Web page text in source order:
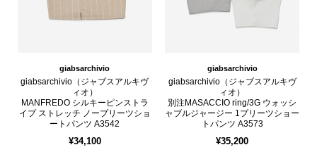
giabsarchivio
giabsarchivio（ジャブスアルキヴ
ィオ）
MANFREDO シルキーピンストラ
イプ ストレッチ ノープリーツショ
ートパンツ A3542
¥34,100
giabsarchivio
giabsarchivio（ジャブスアルキヴ
ィオ）
別注MASACCIO ring/3G ウォッシ
ャブルジャージー 1プリーツショー
トパンツ A3573
¥35,200